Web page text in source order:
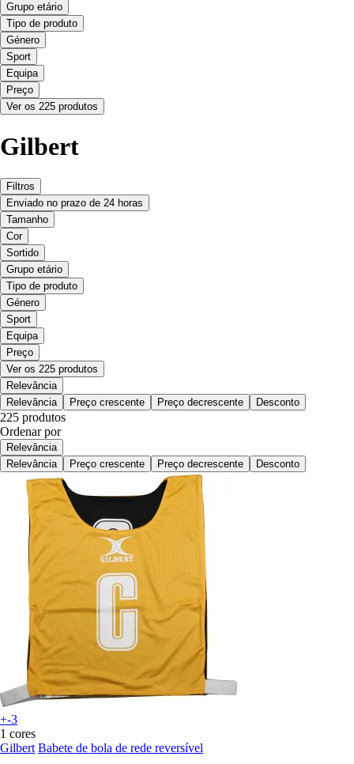
Grupo etário
Tipo de produto
Género
Sport
Equipa
Preço
Ver os 225 produtos
Gilbert
Filtros
Enviado no prazo de 24 horas
Tamanho
Cor
Sortido
Grupo etário
Tipo de produto
Género
Sport
Equipa
Preço
Ver os 225 produtos
Relevância
Relevância
Preço crescente Preço decrescente Desconto
225 produtos
Ordenar por
Relevância
Relevância
Preço crescente Preço decrescente Desconto
+-3
1 cores
Gilbert Babete de bola de rede reversível